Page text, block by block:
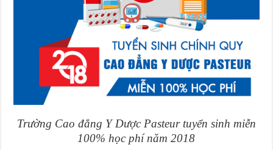
Trường Cao đẳng Y Dược Pasteur tuyển sinh miễn
100% học phí năm 2018